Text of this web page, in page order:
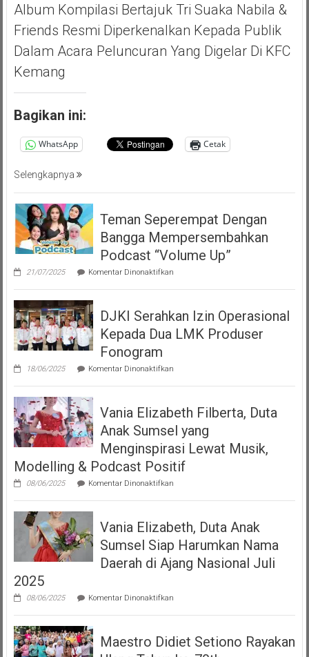
Album Kompilasi Bertajuk Tri Suaka Nabila &
Friends Resmi Diperkenalkan Kepada Publik
Dalam Acara Peluncuran Yang Digelar Di KFC
Kemang
Bagikan ini:
WhatsApp Cetak
Selengkapnya
Teman Seperempat Dengan
Bangga Mempersembahkan
Podcast “Volume Up”
21/07/2025 Komentar Dinonaktifkanpada
Seperempat
Bangga
Mempersembahkan
Podcast
DJKI Serahkan Izin Operasional
Kepada Dua LMK Produser
Fonogram
18/06/2025 Komentar Dinonaktifkanpada
Serahkan
Operasional
Kepada
Dua
LMK
Produser
Fonogram
Vania Elizabeth Filberta, Duta
Anak Sumsel yang
Menginspirasi Lewat Musik,
Modelling & Podcast Positif
08/06/2025 Komentar Dinonaktifkanpada
Elizabeth
Duta
Anak
Sumsel
Menginspirasi
Modelling
Positif
Vania Elizabeth, Duta Anak
Sumsel Siap Harumkan Nama
Daerah di Ajang Nasional Juli
2025
08/06/2025 Komentar Dinonaktifkanpada
Elizabeth,
Anak
Sumsel
Maestro Didiet Setiono Rayakan